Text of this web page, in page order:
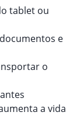
tablet ou
e
o
a vida